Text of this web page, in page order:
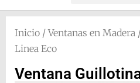
Inicio /Ventanas en Madera
Linea Eco
Ventana